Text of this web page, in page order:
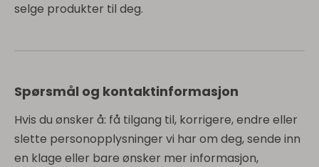
selge produkter til deg.
Spørsmål og kontaktinformasjon
Hvis du ønsker å: få tilgang til, korrigere, endre eller
slette personopplysninger vi har om deg, sende inn
en klage eller bare ønsker mer informasjon,